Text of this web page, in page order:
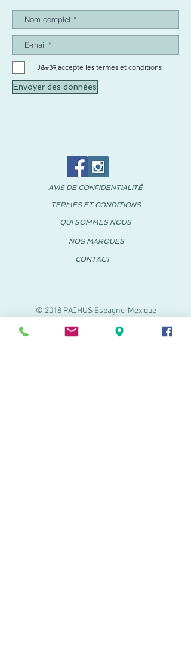
J&#39;accepte les termes et conditions
Envoyer des données
© 2018 PACHUS Espagne-Mexique
AVIS DE CONFIDENTIALITÉ
TERMES ET CONDITIONS
QUI SOMMES NOUS
NOS MARQUES
CONTACT
PACHUS VINARÒS